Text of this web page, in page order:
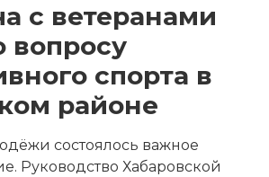
с ветеранами
вопросу
спорта в
районе
состоялось важное
Руководство Хабаровской